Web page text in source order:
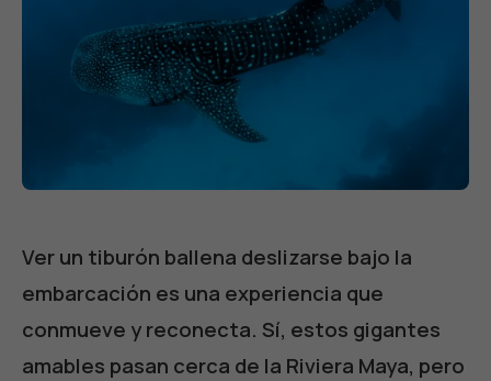
Ver un tiburón ballena deslizarse bajo la
embarcación es una experiencia que
conmueve y reconecta. Sí, estos gigantes
amables pasan cerca de la Riviera Maya, pero